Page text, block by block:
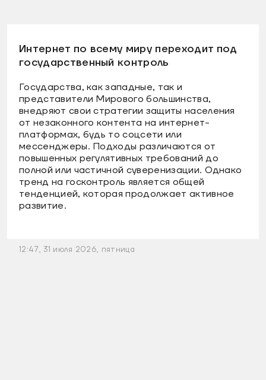
Интернет по всему миру переходит под
государственный контроль
Государства, как западные, так и
представители Мирового большинства,
внедряют свои стратегии защиты населения
от незаконного контента на интернет-
платформах, будь то соцсети или
мессенджеры. Подходы различаются от
повышенных регулятивных требований до
полной или частичной суверенизации. Однако
тренд на госконтроль является общей
тенденцией, которая продолжает активное
развитие.
12:47, 31 июля 2026, пятница